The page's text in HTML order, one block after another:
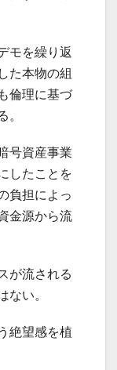
モを繰り返
た本物の組
倫理に基づ
。
号資産事業
したことを
負担によっ
金源から流
が流される
ない。
絶望感を植